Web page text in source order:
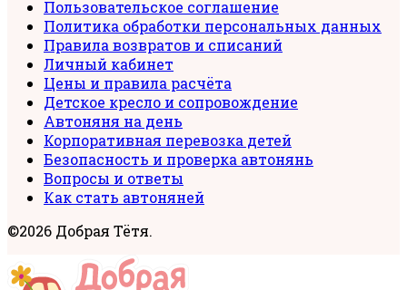
Пользовательское соглашение
Политика обработки персональных данных
Правила возвратов и списаний
Личный кабинет
Цены и правила расчёта
Детское кресло и сопровождение
Автоняня на день
Корпоративная перевозка детей
Безопасность и проверка автонянь
Вопросы и ответы
Как стать автоняней
©2026 Добрая Тётя.